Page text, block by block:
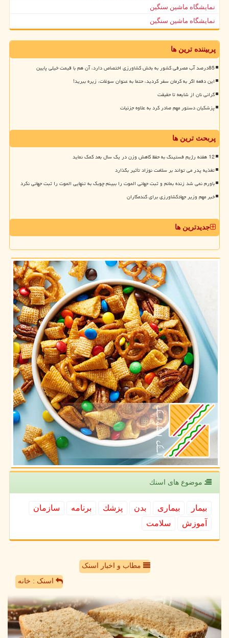
نمایشگاه ماشین سنگین
نمایشگاه ماشین سنگین
پربیننده ترین ها
85درصد آب مصرفی کشور به بخش کشاورزی اختصاص دارد، آن هم با قیمت خیلی پایین
این دفعه اگر به کرمان سفر کردید، حتما به عنوان سوغات، زیره ببرید!
گرانی نان از شایعه تا حقیقت
پزشکیان دستور مهم صادر کرد به علاوه جزئیات
پربحث ترین ها
12 هفته رژیم فستینگ به حفظ کاهش وزن در یک سال بعد کمک نماید
تغذیه پدر می تواند بر سلامت نوزاد تأثیر بگذارد
باورم نمی شد زنده بمانم و ثبت جهانی الموت را ببینم چوبک به تنهایی الموت را ثبت جهانی نکرد
خبر مهم وزیر جهادکشاورزی برای گندمکاران
جدیدترین ها
موضوع های اسنك
بیمار بیماری بدن پزشك برنامه
سازمان
آموزش
سلامت
مطاب و اخبار اسنک
اسنک : خانه